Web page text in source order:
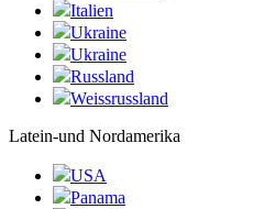
Italien
Ukraine
Ukraine
Russland
Weissrussland
Latein-und Nordamerika
USA
Panama